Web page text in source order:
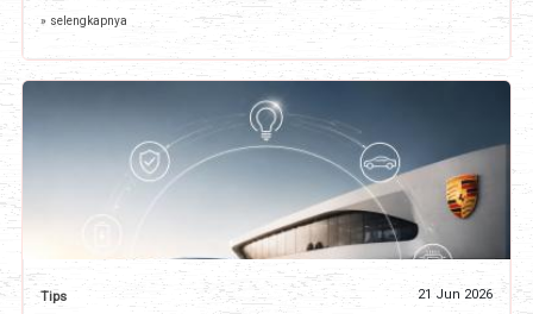
» selengkapnya
Tips 21 Jun 2026